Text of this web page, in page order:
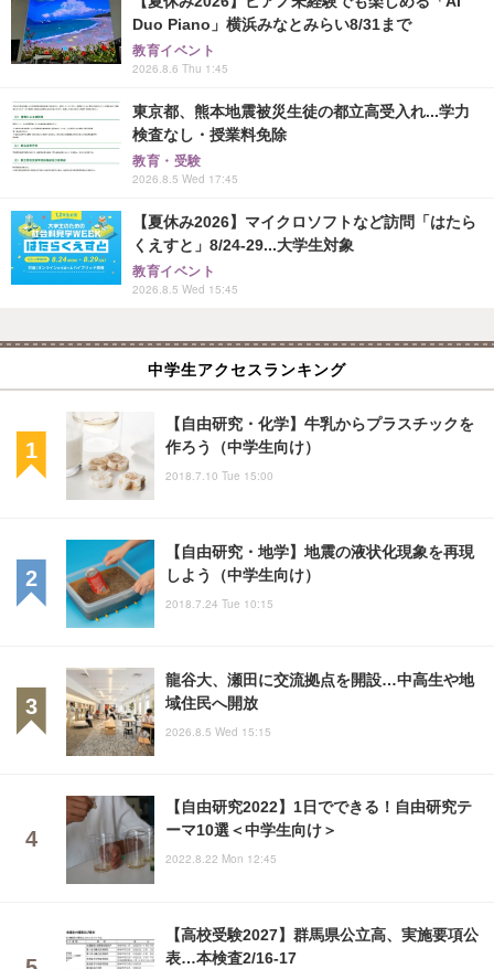
Duo Piano」横浜みなとみらい8/31まで
教育イベント
2026.8.6 Thu 1:45
東京都、熊本地震被災生徒の都立高受入れ...学力
検査なし・授業料免除
教育・受験
2026.8.5 Wed 17:45
【夏休み2026】マイクロソフトなど訪問「はたら
くえすと」8/24-29...大学生対象
教育イベント
2026.8.5 Wed 15:45
中学生アクセスランキング
【自由研究・化学】牛乳からプラスチックを
作ろう（中学生向け）
2018.7.10 Tue 15:00
【自由研究・地学】地震の液状化現象を再現
しよう（中学生向け）
2018.7.24 Tue 10:15
龍谷大、瀬田に交流拠点を開設…中高生や地
域住民へ開放
2026.8.5 Wed 15:15
【自由研究2022】1日でできる！自由研究テ
ーマ10選＜中学生向け＞
2022.8.22 Mon 12:45
【高校受験2027】群馬県公立高、実施要項公
表…本検査2/16-17